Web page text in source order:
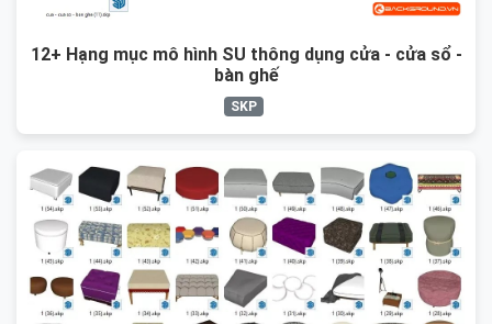
12+ Hạng mục mô hình SU thông dụng cửa - cửa sổ -
bàn ghế
SKP